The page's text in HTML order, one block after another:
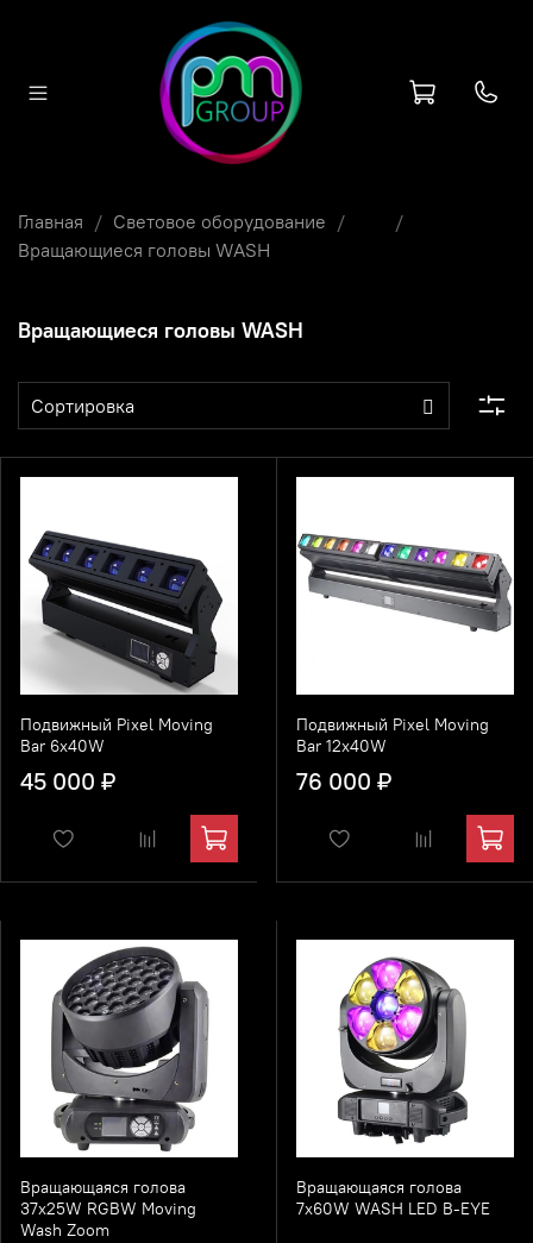
Главная Световое оборудование
Вращающиеся головы WASH
Вращающиеся головы WASH
Подвижный Pixel Moving
Bar 6x40W
45 000 ₽
Подвижный Pixel Moving
Bar 12x40W
76 000 ₽
Вращающаяся голова
37x25W RGBW Moving
Wash Zoom
Вращающаяся голова
7x60W WASH LED B-EYE